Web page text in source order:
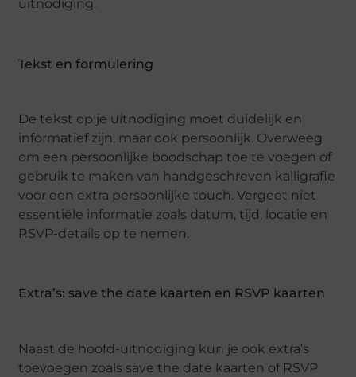
uitnodiging.
Tekst en formulering
De tekst op je uitnodiging moet duidelijk en
informatief zijn, maar ook persoonlijk. Overweeg
om een persoonlijke boodschap toe te voegen of
gebruik te maken van handgeschreven kalligrafie
voor een extra persoonlijke touch. Vergeet niet
essentiële informatie zoals datum, tijd, locatie en
RSVP-details op te nemen.
Extra’s: save the date kaarten en RSVP kaarten
Naast de hoofd-uitnodiging kun je ook extra’s
toevoegen zoals save the date kaarten of RSVP